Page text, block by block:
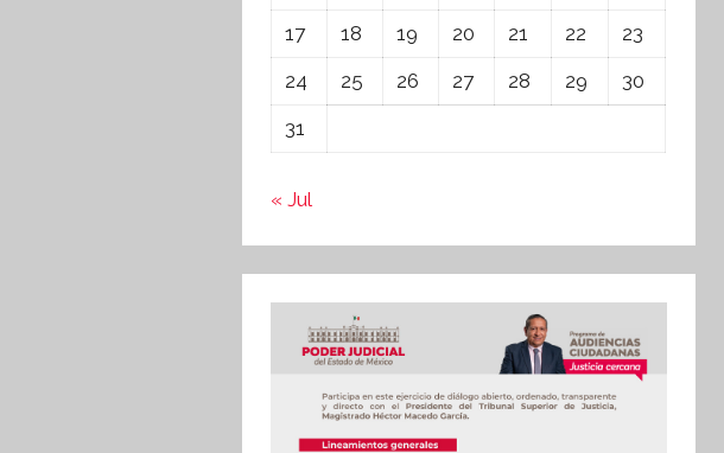
17
18 19 20 21 22
23
24
25 26 27 28 29
30
31
« Jul